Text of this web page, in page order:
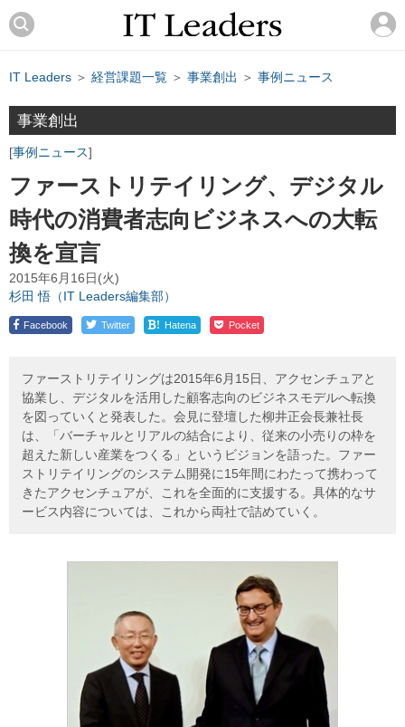
IT Leaders ＞ 経営課題一覧 ＞ 事業創出 ＞ 事例ニュース
事業創出
事例ニュース
ファーストリテイリング、デジタル
時代の消費者志向ビジネスへの大転
換を宣言
2015年6月16日(火)
杉田 悟（IT Leaders編集部）
Facebook Twitter ! Hatena Pocket
ファーストリテイリングは2015年6月15日、アクセンチュアと
協業し、デジタルを活用した顧客志向のビジネスモデルへ転換
を図っていくと発表した。会見に登壇した柳井正会長兼社長
は、「バーチャルとリアルの結合により、従来の小売りの枠を
超えた新しい産業をつくる」というビジョンを語った。ファー
ストリテイリングのシステム開発に15年間にわたって携わって
きたアクセンチュアが、これを全面的に支援する。具体的なサ
ービス内容については、これから両社で詰めていく。